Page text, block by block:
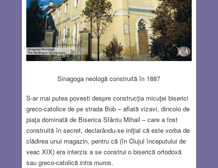
Sinagoga neologă construită în 1887
S-ar mai putea povesti despre construcţia micuţei biserici
greco-catolice de pe strada Bob – aflată vizavi, dincolo de
piaţa dominată de Biserica Sfântu Mihail – care a fost
construită în secret, declarându-se iniţial că este vorba de
clădirea unui magazin, pentru că (în Clujul începutului de
veac XIX) era interzis a se construi o biserică ortodoxă
sau greco-catolică intra muros.